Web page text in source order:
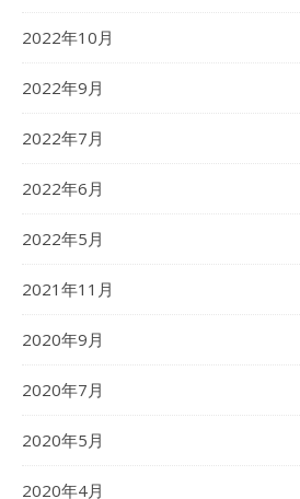
2022年10月
2022年9月
2022年7月
2022年6月
2022年5月
2021年11月
2020年9月
2020年7月
2020年5月
2020年4月